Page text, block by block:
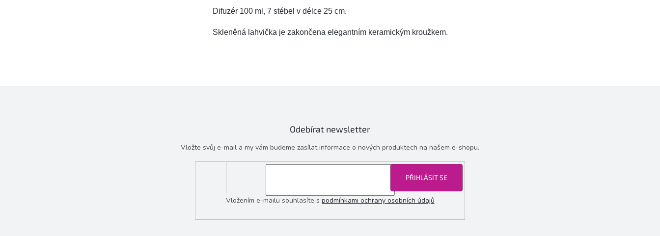
Difuzér 100 ml, 7 stébel v délce 25 cm.
Skleněná lahvička je zakončena elegantním keramickým kroužkem.
Odebírat newsletter
Vložte svůj e-mail a my vám budeme zasílat informace o nových produktech na našem e-shopu.
Vložením e-mailu souhlasíte s podmínkami ochrany osobních údajů
PŘIHLÁSIT SE